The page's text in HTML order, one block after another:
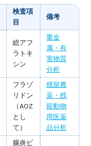
検査項
目
備考
総アフ
ラトキ
シン
重金
属・有
害物質
分析
フラゾ
リドン
（AOZ
とし
て）
残留農
薬・残
留動物
用医薬
品分析
腸炎ビ